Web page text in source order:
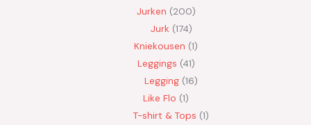
Jurken 200
Jurk 174
Kniekousen 1
Leggings 41
Legging 16
Like Flo 1
T-shirt & Tops 1